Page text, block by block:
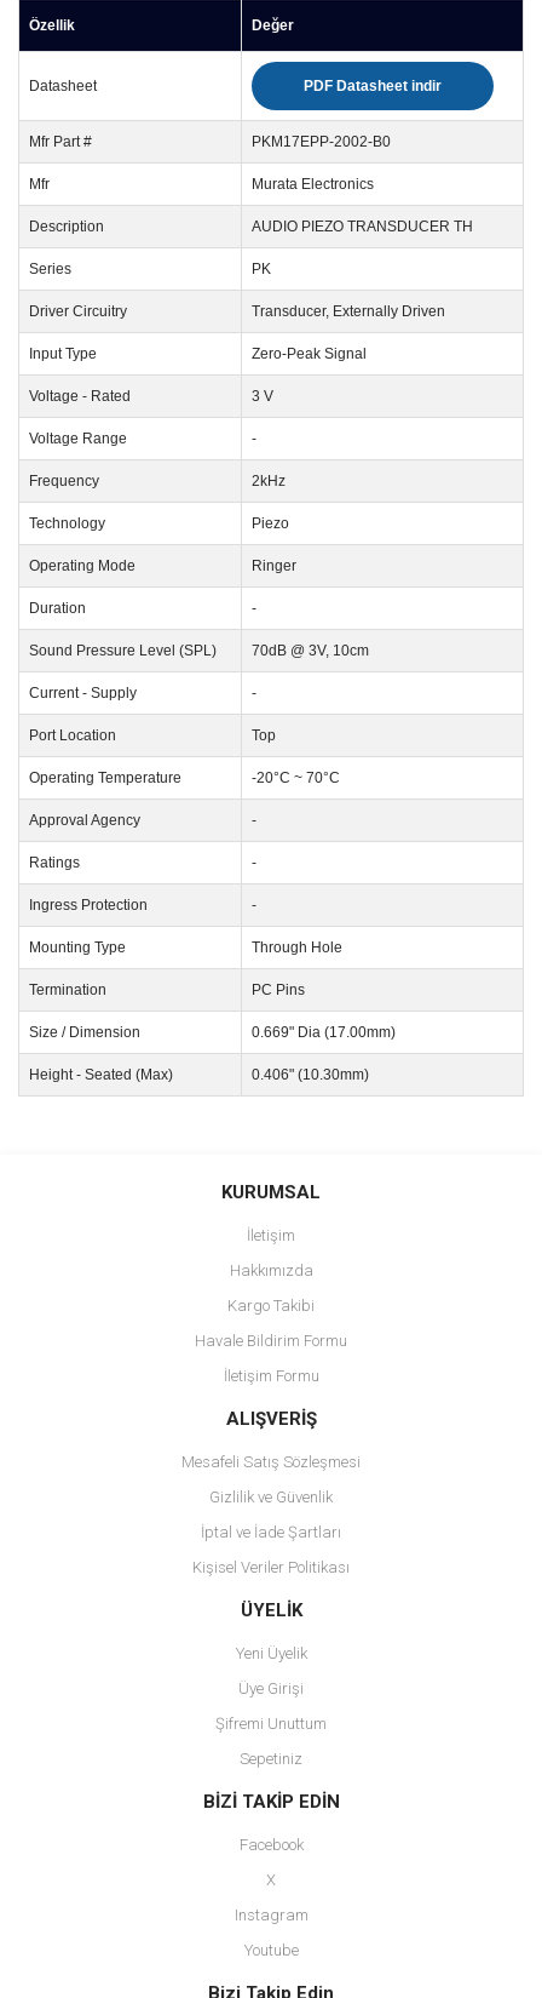
Özellik Değer
Datasheet PDF Datasheet indir
Mfr Part # PKM17EPP-2002-B0
Mfr Murata Electronics
Description AUDIO PIEZO TRANSDUCER TH
Series PK
Driver Circuitry Transducer, Externally Driven
Input Type Zero-Peak Signal
Voltage - Rated 3 V
Voltage Range -
Frequency 2kHz
Technology Piezo
Operating Mode Ringer
Duration -
Sound Pressure Level (SPL) 70dB @ 3V, 10cm
Current - Supply -
Port Location Top
Operating Temperature -20°C ~ 70°C
Approval Agency -
Ratings -
Ingress Protection -
Mounting Type Through Hole
Termination PC Pins
Size / Dimension 0.669" Dia (17.00mm)
Height - Seated (Max) 0.406" (10.30mm)
Bu ürüne ilk yorumu siz yapın!
Ürün resmi kalitesiz, bozuk veya görüntülenemiyor.
Ürün açıklamasında eksik bilgiler bulunuyor.
Ürün bilgilerinde hatalar bulunuyor.
Ürün fiyatı diğer sitelerden daha pahalı.
Bu ürüne benzer farklı alternatifler olmalı.
Gönder
KURUMSAL
İletişim
Hakkımızda
Kargo Takibi
Havale Bildirim Formu
İletişim Formu
ALIŞVERİŞ
Mesafeli Satış Sözleşmesi
Gizlilik ve Güvenlik
İptal ve İade Şartları
Kişisel Veriler Politikası
ÜYELİK
Yeni Üyelik
Üye Girişi
Şifremi Unuttum
Sepetiniz
BİZİ TAKİP EDİN
Facebook
X
Instagram
Youtube
Bizi Takip Edin